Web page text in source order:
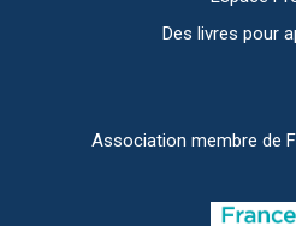
Des livres pour
Association membre de